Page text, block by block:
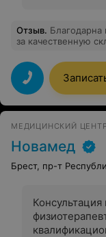
Отзыв.
за качественную
объяснил, как всё
ожидать и как
этапе
чувствуют себя
профессионально
МЕДИЦИНСКИЙ ЦЕНТР
Новамед
Брест, пр-т
Консультация